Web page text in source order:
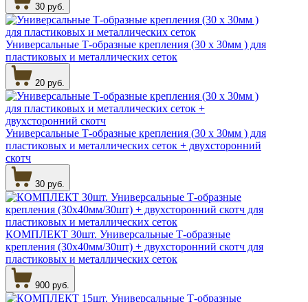
30 руб.
Универсальные Т-образные крепления (30 х 30мм ) для
пластиковых и металлических сеток
20 руб.
Универсальные Т-образные крепления (30 х 30мм ) для
пластиковых и металлических сеток + двухсторонний
скотч
30 руб.
КОМПЛЕКТ 30шт. Универсальные Т-образные
крепления (30х40мм/30шт) + двухсторонний скотч для
пластиковых и металлических сеток
900 руб.